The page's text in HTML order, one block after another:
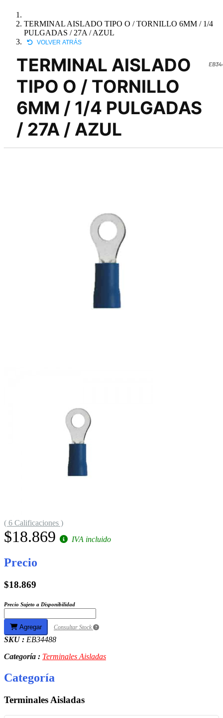
TERMINAL AISLADO TIPO O / TORNILLO 6MM / 1/4
PULGADAS / 27A / AZUL
VOLVER ATRÁS
TERMINAL AISLADO
TIPO O / TORNILLO
6MM / 1/4 PULGADAS
/ 27A / AZUL
( 6 Calificaciones )
$18.869 IVA incluido
Precio
$18.869
Precio Sujeto a Disponibilidad
Agregar Consultar Stock
SKU : EB34488
Categoría : Terminales Aisladas
Categoría
Terminales Aisladas